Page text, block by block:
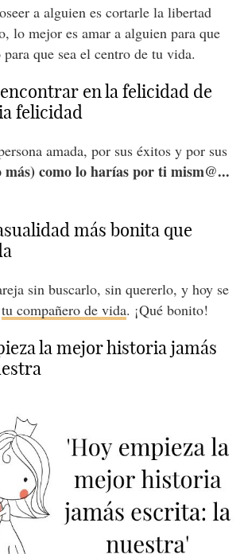
a alguien es cortarle la libertad
lo mejor es amar a alguien para que
que sea el centro de tu vida.
en la felicidad de
felicidad
amada, por sus éxitos y por sus
más) como lo harías por ti mism@...
más bonita que
sin buscarlo, sin quererlo, y hoy se
tu compañero de vida. ¡Qué bonito!
la mejor historia jamás